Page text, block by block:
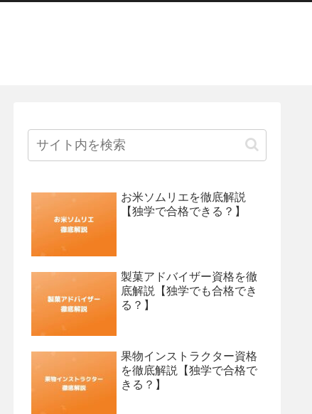
お米ソムリエを徹底解説
【独学で合格できる？】
製菓アドバイザー資格を徹
底解説【独学でも合格でき
る？】
果物インストラクター資格
を徹底解説【独学で合格で
きる？】